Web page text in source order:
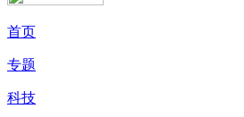
首页
专题
科技